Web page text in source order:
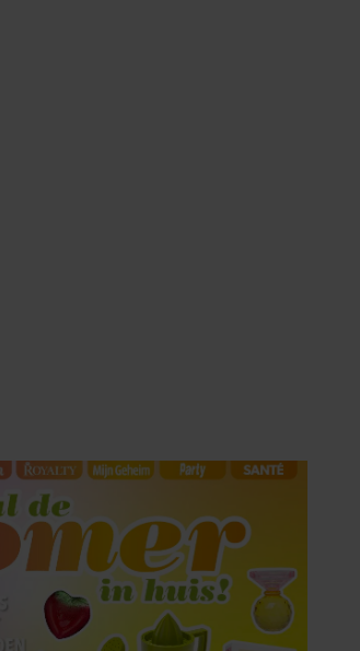
LAATSTE
NIEUWS IN
UW INBOX?
nieuwsbrief krijgt u twee keer per